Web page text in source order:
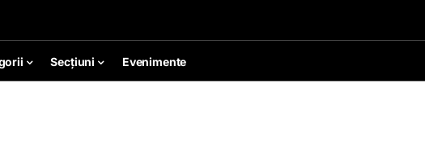
Secțiuni Evenimente